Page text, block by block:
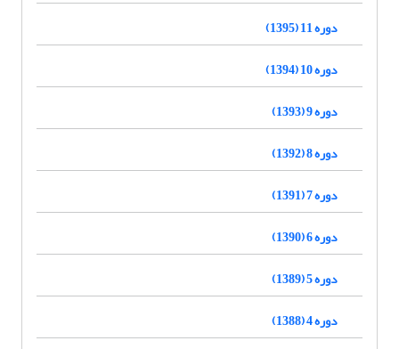
دوره 11 (1395)
دوره 10 (1394)
دوره 9 (1393)
دوره 8 (1392)
دوره 7 (1391)
دوره 6 (1390)
دوره 5 (1389)
دوره 4 (1388)